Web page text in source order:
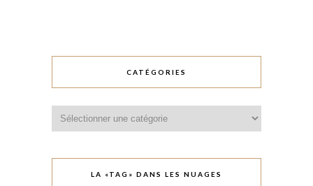
CATÉGORIES
LA «TAG» DANS LES NUAGES